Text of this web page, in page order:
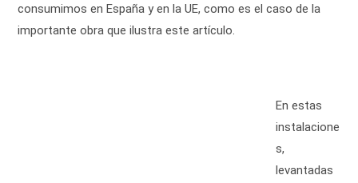
consumimos en España y en la UE, como es el caso de la
importante obra que ilustra este artículo.
En estas
instalacione
s,
levantadas